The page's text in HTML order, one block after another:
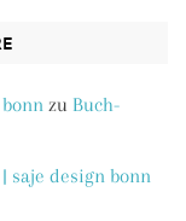
zu Buch-
saje design bonn